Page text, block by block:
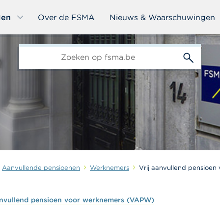
Over de FSMA Nieuws & Waarschuwingen
Aanvullende pensioenen Werknemers Vrij aanvullend
pensioen voor werknemers (VAPW)